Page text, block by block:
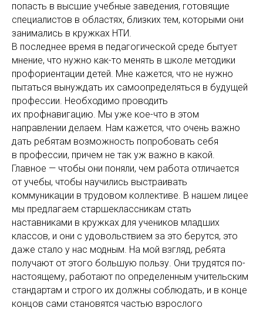
попасть в высшие учебные заведения, готовящие
специалистов в областях, близких тем, которыми они
занимались в кружках НТИ.
В последнее время в педагогической среде бытует
мнение, что нужно как-то менять в школе методики
профориентации детей. Мне кажется, что не нужно
пытаться вынуждать их самоопределяться в будущей
профессии. Необходимо проводить
их профнавигацию. Мы уже кое-что в этом
направлении делаем. Нам кажется, что очень важно
дать ребятам возможность попробовать себя
в профессии, причем не так уж важно в какой.
Главное — чтобы они поняли, чем работа отличается
от учебы, чтобы научились выстраивать
коммуникации в трудовом коллективе. В нашем лицее
мы предлагаем старшеклассникам стать
наставниками в кружках для учеников младших
классов, и они с удовольствием за это берутся, это
даже стало у нас модным. На мой взгляд, ребята
получают от этого большую пользу. Они трудятся по-
настоящему, работают по определенным учительским
стандартам и строго их должны соблюдать, и в конце
концов сами становятся частью взрослого